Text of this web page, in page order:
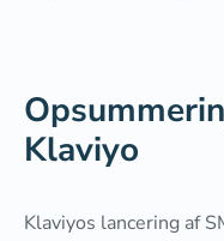
Klaviyo
Klaviyos lancering af